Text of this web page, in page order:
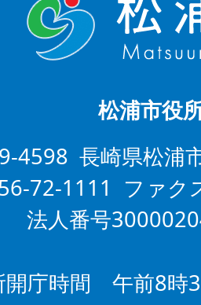
松浦市役
4598 長崎県松浦
72-1111 ファ
法人番号
開庁時間 午前8時